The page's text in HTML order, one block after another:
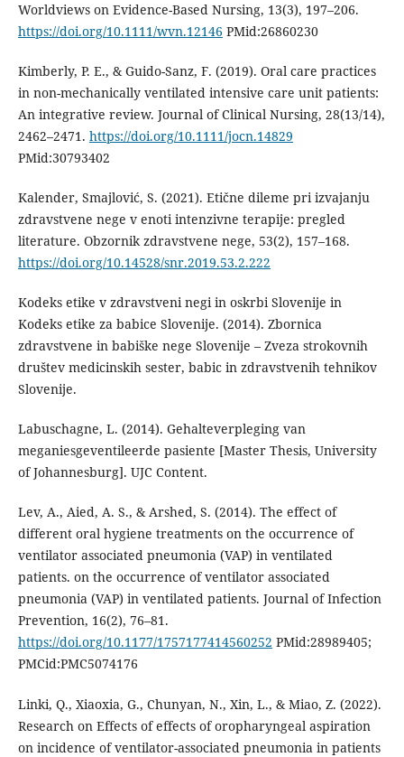
Worldviews on Evidence-Based Nursing, 13(3), 197–206.
https://doi.org/10.1111/wvn.12146 PMid:26860230
Kimberly, P. E., & Guido-Sanz, F. (2019). Oral care practices
in non-mechanically ventilated intensive care unit patients:
An integrative review. Journal of Clinical Nursing, 28(13/14),
2462–2471. https://doi.org/10.1111/jocn.14829
PMid:30793402
Kalender, Smajlović, S. (2021). Etične dileme pri izvajanju
zdravstvene nege v enoti intenzivne terapije: pregled
literature. Obzornik zdravstvene nege, 53(2), 157–168.
https://doi.org/10.14528/snr.2019.53.2.222
Kodeks etike v zdravstveni negi in oskrbi Slovenije in
Kodeks etike za babice Slovenije. (2014). Zbornica
zdravstvene in babiške nege Slovenije – Zveza strokovnih
društev medicinskih sester, babic in zdravstvenih tehnikov
Slovenije.
Labuschagne, L. (2014). Gehalteverpleging van
meganiesgeventileerde pasiente [Master Thesis, University
of Johannesburg]. UJC Content.
Lev, A., Aied, A. S., & Arshed, S. (2014). The effect of
different oral hygiene treatments on the occurrence of
ventilator associated pneumonia (VAP) in ventilated
patients. on the occurrence of ventilator associated
pneumonia (VAP) in ventilated patients. Journal of Infection
Prevention, 16(2), 76–81.
https://doi.org/10.1177/1757177414560252 PMid:28989405;
PMCid:PMC5074176
Linki, Q., Xiaoxia, G., Chunyan, N., Xin, L., & Miao, Z. (2022).
Research on Effects of effects of oropharyngeal aspiration
on incidence of ventilator-associated pneumonia in patients